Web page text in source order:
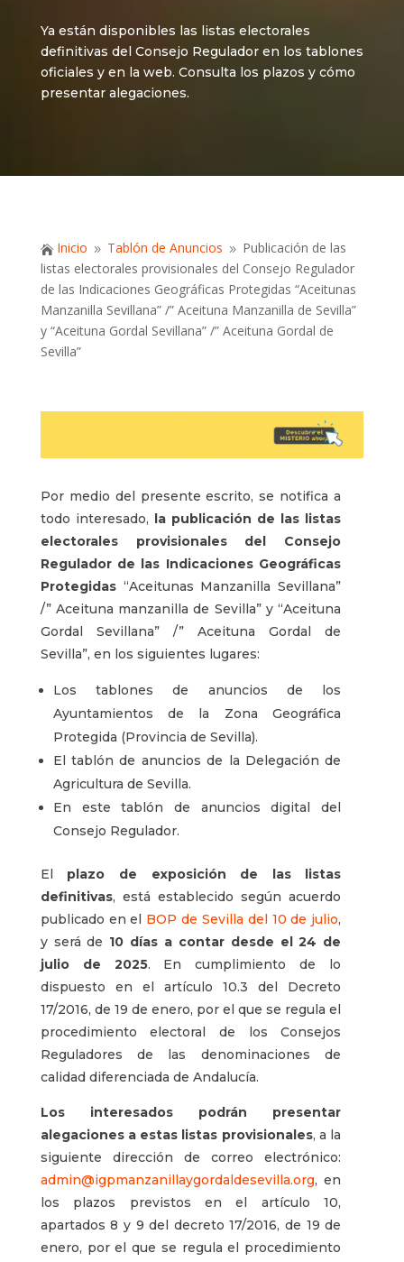
Ya están disponibles las listas electorales
definitivas del Consejo Regulador en los tablones
oficiales y en la web. Consulta los plazos y cómo
presentar alegaciones.
 Inicio 9 Tablón de Anuncios 9 Publicación de las
listas electorales provisionales del Consejo Regulador
de las Indicaciones Geográficas Protegidas “Aceitunas
Manzanilla Sevillana” /” Aceituna Manzanilla de Sevilla”
y “Aceituna Gordal Sevillana” /” Aceituna Gordal de
Sevilla”
Por medio del presente escrito, se notifica a
todo interesado, la publicación de las listas
electorales provisionales del Consejo
Regulador de las Indicaciones Geográficas
Protegidas“Aceitunas Manzanilla Sevillana”
/” Aceituna manzanilla de Sevilla” y “Aceituna
Gordal Sevillana” /” Aceituna Gordal de
Sevilla”, en los siguientes lugares:
Los tablones de anuncios de los
Ayuntamientos de la Zona Geográfica
Protegida (Provincia de Sevilla).
El tablón de anuncios de la Delegación de
Agricultura de Sevilla.
En este tablón de anuncios digital del
Consejo Regulador.
El plazo de exposición de las listas
definitivas, está establecido según acuerdo
publicado en el BOP de Sevilla del 10 de julio,
y será de 10 días a contar desde el 24 de
julio de 2025. En cumplimiento de lo
dispuesto en el artículo 10.3 del Decreto
17/2016, de 19 de enero, por el que se regula el
procedimiento electoral de los Consejos
Reguladores de las denominaciones de
calidad diferenciada de Andalucía.
Los interesados podrán presentar
alegaciones a estas listas provisionales, a la
siguiente dirección de correo electrónico:
admin@igpmanzanillaygordaldesevilla.org, en
los plazos previstos en el artículo 10,
apartados 8 y 9 del decreto 17/2016, de 19 de
enero, por el que se regula el procedimiento